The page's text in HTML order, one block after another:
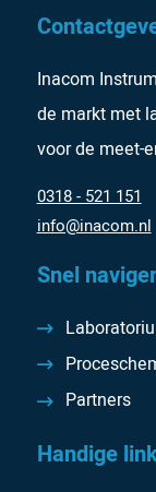
Inacom
de markt met
voor de meet-
0318 - 521 151
info@inacom.nl
Snel
Partners
Handige